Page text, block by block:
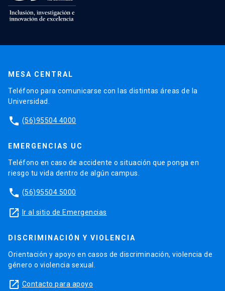
MESA CENTRAL
Teléfono para comunicarse con las distintas áreas de la
Universidad.
phone (56)95504 4000
EMERGENCIAS UC
Teléfono en caso de accidente o situación que ponga en
riesgo tu vida dentro de algún campus.
phone (56)95504 5000
launch Ir al sitio de Emergencias
DISCRIMINACIÓN Y VIOLENCIA
Orientación y apoyo en casos de discriminación, violencia de
género o violencia sexual.
launch Contacto para apoyo